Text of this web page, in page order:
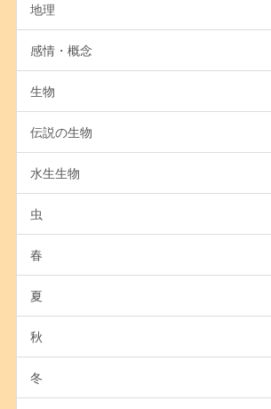
地理
感情・概念
生物
伝説の生物
水生生物
虫
春
夏
秋
冬